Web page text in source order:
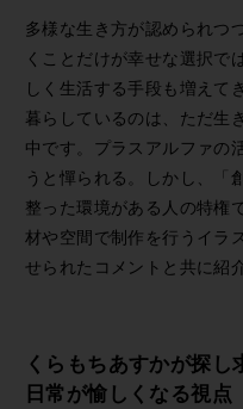
多様な生き方が認められつ
くことだけが幸せな選択で
しく生活する手段も増えて
暮らしているのは、ただ生
中です。プラスアルファの
うと憚られる。しかし、「
整った環境がある人の特権
材や空間で制作を行うイラ
せられたコメントと共に紹
くらもちあすかが探
日常が愉しくなる視点